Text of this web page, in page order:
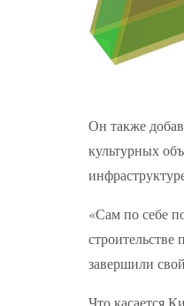
Он также
культурных
«Сам по себе
завершили